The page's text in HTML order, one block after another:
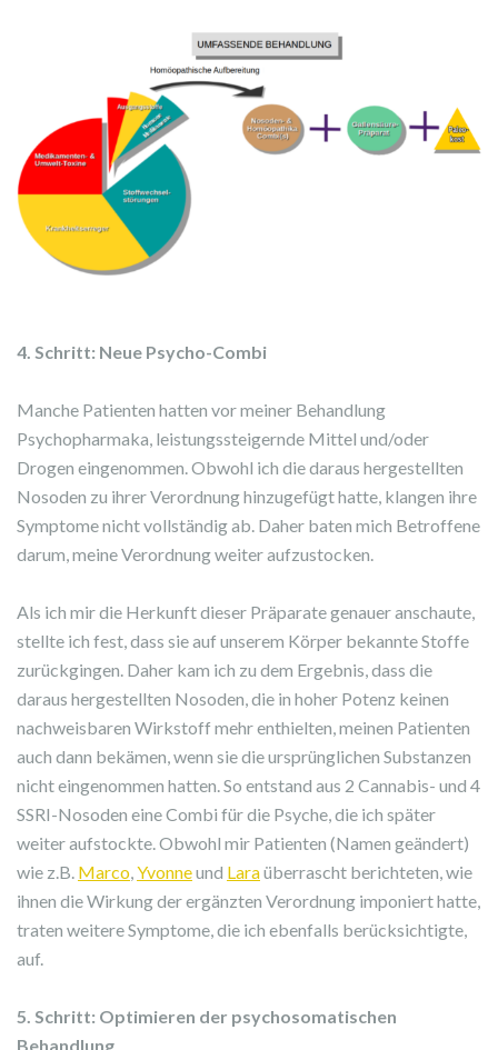
4. Schritt: Neue Psycho-Combi
Manche Patienten hatten vor meiner Behandlung
Psychopharmaka, leistungssteigernde Mittel und/oder
Drogen eingenommen. Obwohl ich die daraus hergestellten
Nosoden zu ihrer Verordnung hinzugefügt hatte, klangen ihre
Symptome nicht vollständig ab. Daher baten mich Betroffene
darum, meine Verordnung weiter aufzustocken.
Als ich mir die Herkunft dieser Präparate genauer anschaute,
stellte ich fest, dass sie auf unserem Körper bekannte Stoffe
zurückgingen. Daher kam ich zu dem Ergebnis, dass die
daraus hergestellten Nosoden, die in hoher Potenz keinen
nachweisbaren Wirkstoff mehr enthielten, meinen Patienten
auch dann bekämen, wenn sie die ursprünglichen Substanzen
nicht eingenommen hatten. So entstand aus 2 Cannabis- und 4
SSRI-Nosoden eine Combi für die Psyche, die ich später
weiter aufstockte. Obwohl mir Patienten (Namen geändert)
wie z.B. Marco,Yvonneund Laraüberrascht berichteten, wie
ihnen die Wirkung der ergänzten Verordnung imponiert hatte,
traten weitere Symptome, die ich ebenfalls berücksichtigte,
auf.
5. Schritt: Optimieren der psychosomatischen
Behandlung